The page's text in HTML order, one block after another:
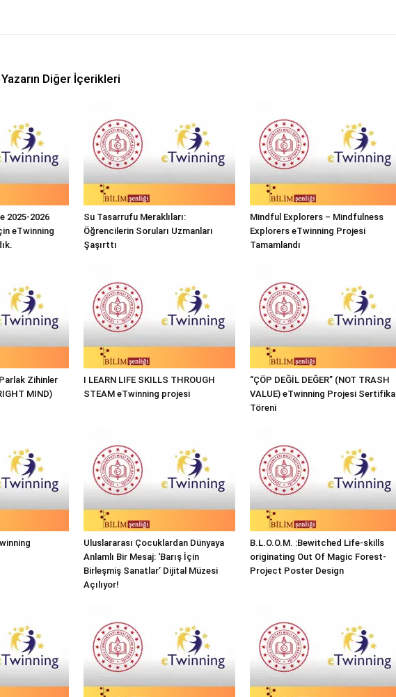
Yazarın Diğer İçerikleri
2025-2026
eTwinning
Su Tasarrufu Meraklıları:
Öğrencilerin Soruları Uzmanları
Şaşırttı
Mindful Explorers – Mindfulness
Explorers eTwinning Projesi
Tamamlandı
Zihinler
MIND)
I LEARN LIFE SKILLS THROUGH
STEAM eTwinning projesi
“ÇÖP DEĞİL DEĞER” (NOT TRASH
VALUE) eTwinning Projesi Sertifika
Töreni
Uluslararası Çocuklardan Dünyaya
Anlamlı Bir Mesaj: ‘Barış İçin
Birleşmiş Sanatlar’ Dijital Müzesi
Açılıyor!
B.L.O.O.M. :Bewitched Life-skills
originating Out Of Magic Forest-
Project Poster Design